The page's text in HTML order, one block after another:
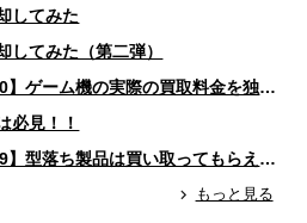
してみた
してみた（第二弾）
ーム機の実際の買取料金を独自調査！！
必見！！
品は買い取ってもらえる？（ゲームソフト編）
もっと見る